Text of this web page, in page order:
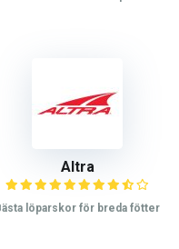
Altra
löparskor för breda fötter